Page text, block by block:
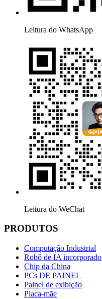
Leitura do WhatsApp
Leitura do WeChat
PRODUTOS
Computação Industrial
Robô de IA incorporado
Chip da China
PCs DE PAINEL
Painel de exibição
Placa-mãe